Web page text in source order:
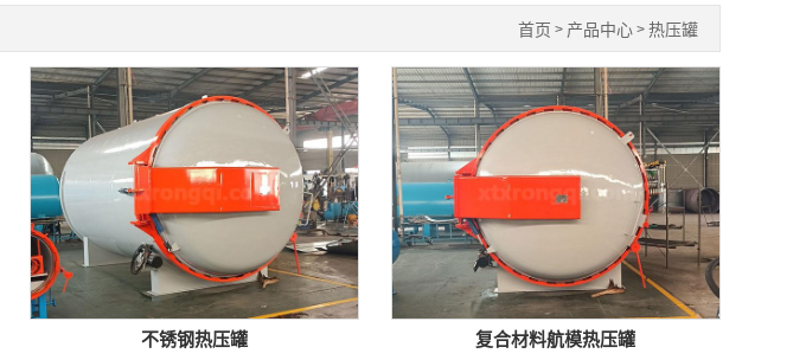
首页 > 产品中心 >热压罐
不锈钢热压罐 复合材料航模热压罐